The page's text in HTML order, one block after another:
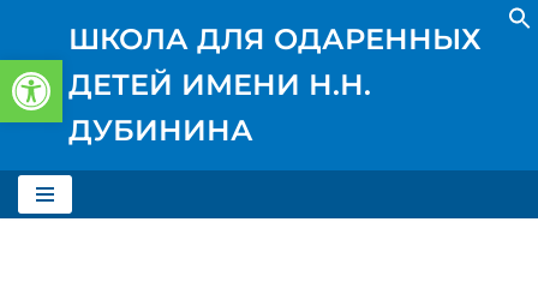
Открыть панель инструментов
Перейти
к
содержимому
ШКОЛА ДЛЯ ОДАРЕННЫХ
ДЕТЕЙ ИМЕНИ Н.Н.
ДУБИНИНА